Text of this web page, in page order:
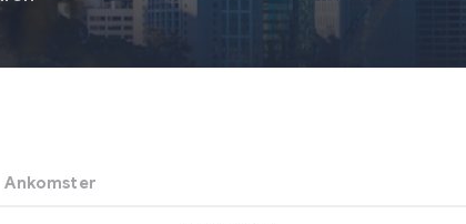
Ankomster